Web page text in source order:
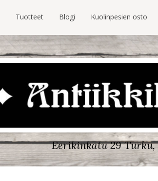
Tuotteet Blogi Kuolinpesien osto
Eerikinkatu 29 Turku,